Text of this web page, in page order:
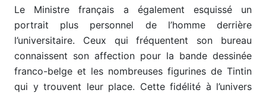
Le Ministre français a également esquissé un
portrait plus personnel de l’homme derrière
l’universitaire. Ceux qui fréquentent son bureau
connaissent son affection pour la bande dessinée
franco-belge et les nombreuses figurines de Tintin
qui y trouvent leur place. Cette fidélité à l’univers